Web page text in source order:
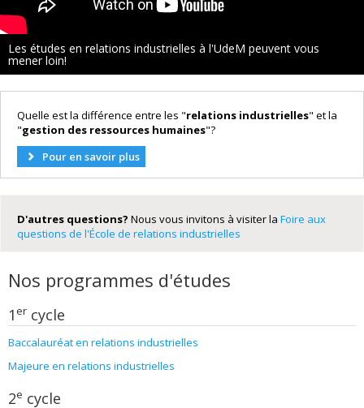
Les études en relations industrielles à l'UdeM peuvent vous
mener loin!
Quelle est la différence entre les "relations industrielles" et la
"gestion des ressources humaines"?
Pour en savoir plus
D'autres questions? Nous vous invitons à visiter la Foire aux
questions de l'École de relations industrielles
Nos programmes d'études
1er cycle
Baccalauréat en relations industrielles
Majeure en relations industrielles
2e cycle